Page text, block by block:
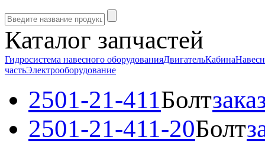
Каталог запчастей
Гидросистема навесного оборудованияДвигательКабина
частьЭлектрооборудование
2501-21-411Болт
2501-21-411-20Болт